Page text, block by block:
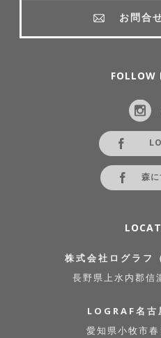
お問合
FOLLOW
森
株式会社ログラフ
長野県上水内郡信
LOGRAF名古
愛知県小牧市